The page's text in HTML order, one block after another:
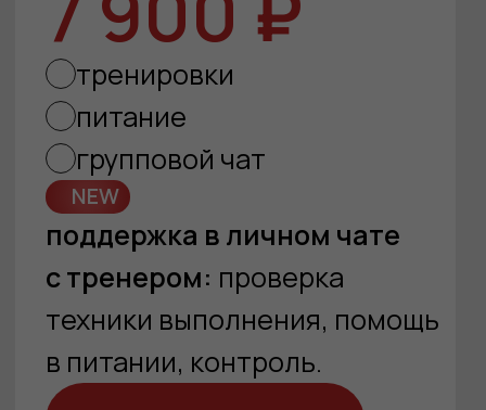
Политика
конфиденциальности Оферта